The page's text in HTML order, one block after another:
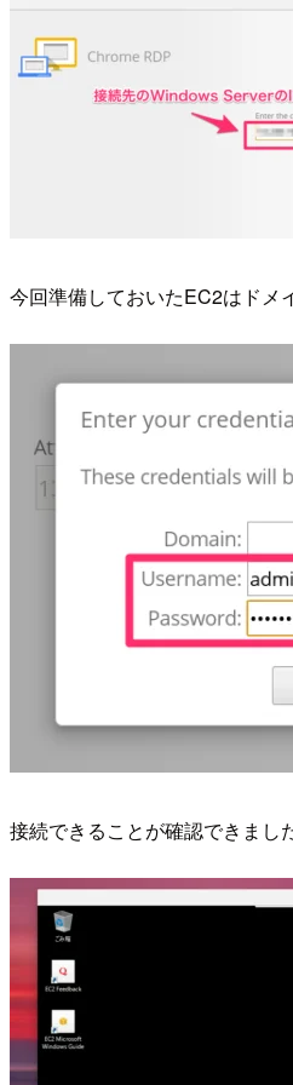
今回準備しておいたEC2はドメ
接続できることが確認できました